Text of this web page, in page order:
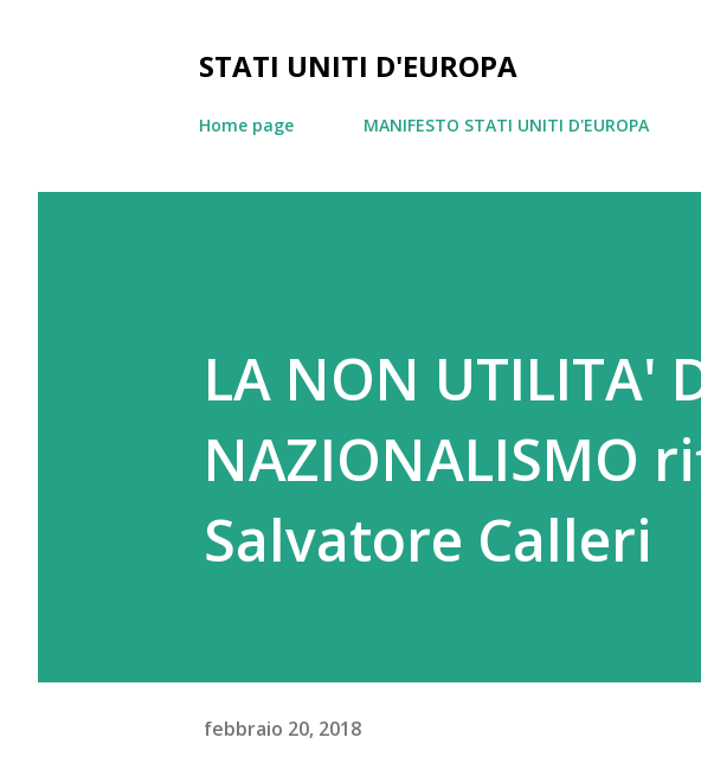
STATI UNITI D'EUROPA
Home page MANIFESTO STATI UNITI D'EUROPA
LA NON UTILITA'
NAZIONALISMO
Salvatore Calleri
febbraio 20, 2018